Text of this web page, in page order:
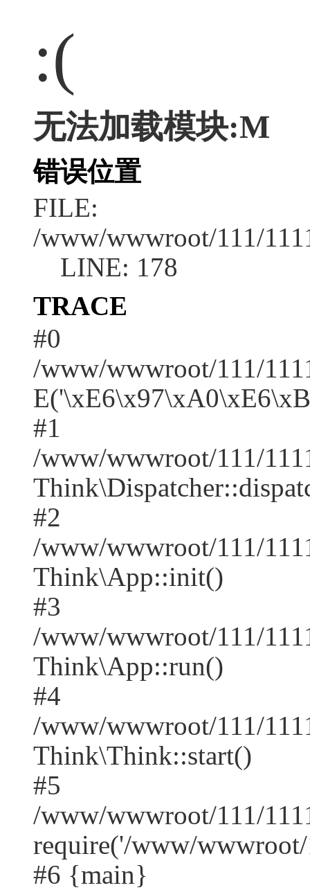
:(
无法加载模块:M
错误位置
FILE:
/www/wwwroot/111/
LINE: 178
TRACE
#0
/www/wwwroot/111/
#1
/www/wwwroot/111/
#2
/www/wwwroot/111/
Think\App::init()
#3
/www/wwwroot/111/
Think\App::run()
#4
/www/wwwroot/111/
Think\Think::start()
#5
/www/wwwroot/111/
require('/www/
#6 {main}